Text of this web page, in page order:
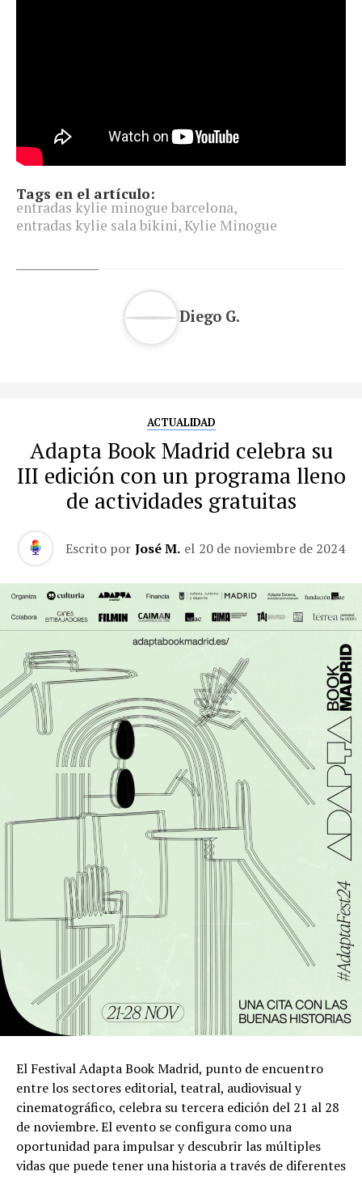
Tags en el artículo:
entradas kylie minogue barcelona,
entradas kylie sala bikini,Kylie Minogue
Diego G.
ACTUALIDAD
Adapta Book Madrid celebra su
III edición con un programa lleno
de actividades gratuitas
Escrito por José M. el 20 de noviembre de 2024
El Festival Adapta Book Madrid, punto de encuentro
entre los sectores editorial, teatral, audiovisual y
cinematográfico, celebra su tercera edición del 21 al 28
de noviembre. El evento se configura como una
oportunidad para impulsar y descubrir las múltiples
vidas que puede tener una historia a través de diferentes